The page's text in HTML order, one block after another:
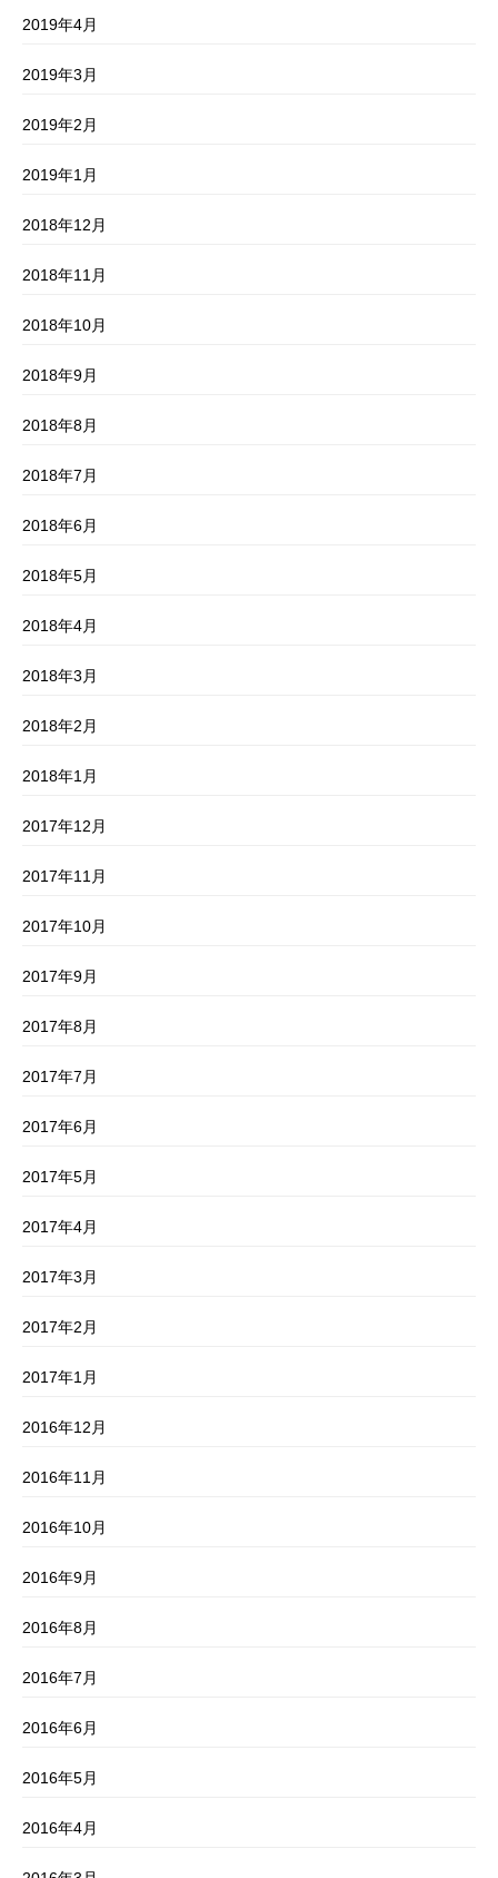
2019年4月
2019年3月
2019年2月
2019年1月
2018年12月
2018年11月
2018年10月
2018年9月
2018年8月
2018年7月
2018年6月
2018年5月
2018年4月
2018年3月
2018年2月
2018年1月
2017年12月
2017年11月
2017年10月
2017年9月
2017年8月
2017年7月
2017年6月
2017年5月
2017年4月
2017年3月
2017年2月
2017年1月
2016年12月
2016年11月
2016年10月
2016年9月
2016年8月
2016年7月
2016年6月
2016年5月
2016年4月